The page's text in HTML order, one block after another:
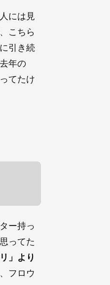
には見
こちら
引き続
年の
てたけ
ー持っ
ってた
」より
フロウ